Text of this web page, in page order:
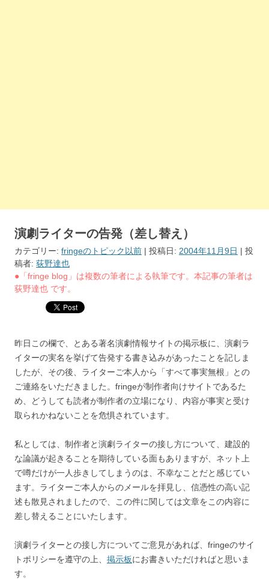
演劇ライターの告発（差し替え）
カテゴリー: fringeのトピック以前 | 投稿日: 2004年11月9日 | 投
稿者: 荻野達也
●「fringe blog」は複数の筆者による執筆です。本記事の筆者は
荻野達也 です。
昨日この欄で、とある著名演劇情報サイトの掲示板に、演劇ラ
イターの実名を挙げて告発する書き込みがあったことを記しま
したが、その後、ライターご本人から「すべて事実無根」との
ご連絡をいただきました。fringeが制作者向けサイトであるた
め、どうしても読者が制作者の立場になり、内容が事実と受け
取られかねないことを危惧されています。
私としては、制作者と演劇ライターの接し方について、建設的
な論議が起きることを期待している面もありますが、ネット上
で噂だけが一人歩きしてしまうのは、不幸なことだと感じてい
ます。ライターご本人からのメールを拝見し、信憑性の高い記
述も散見されましたので、この件に関しては文章をこの内容に
差し替えることにいたします。
演劇ライターとの接し方についてご意見があれば、fringeのサイ
トポリシーを遵守の上、 掲示板にお書きいただければと思いま
す。